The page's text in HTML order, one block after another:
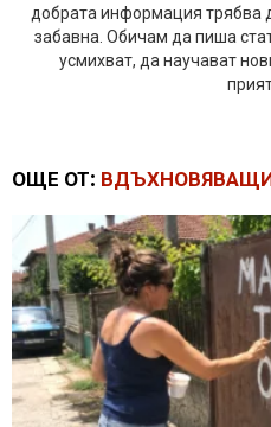
добрата информация трябва
забавна. Обичам да пиша
усмихват, да научават
ОЩЕ ОТ: